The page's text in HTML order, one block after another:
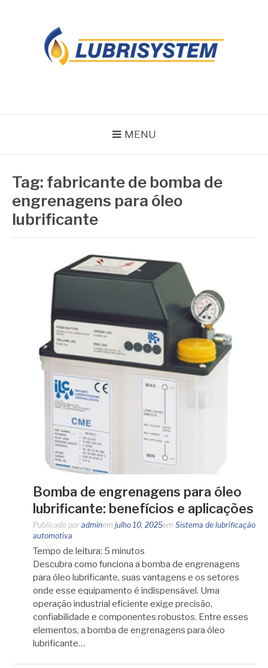
MENU
Tag: fabricante de bomba de
engrenagens para óleo
lubrificante
Bomba de engrenagens para óleo
lubrificante: benefícios e aplicações
Publicado por adminem julho 10, 2025em Sistema de lubrificação
automotiva
Tempo de leitura: 5 minutos
Descubra como funciona a bomba de engrenagens
para óleo lubrificante, suas vantagens e os setores
onde esse equipamento é indispensável. Uma
operação industrial eficiente exige precisão,
confiabilidade e componentes robustos. Entre esses
elementos, a bomba de engrenagens para óleo
lubrificante…